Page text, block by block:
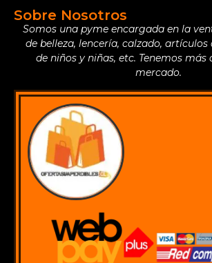
Sobre Nosotros
Somos una pyme encargada en la
de belleza, lencería, calzado,
de niños y niñas, etc. Tenemos más
mercado.